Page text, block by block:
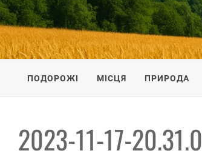
ПОДОРОЖI ПО УКРАЇНІ
ПОДОРОЖІ МІСЦЯ ПРИРОДА
2023-11-17-